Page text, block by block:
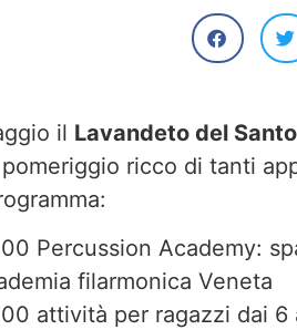
il Lavandeto del Santo
ricco di tanti
Percussion Academy:
filarmonica Veneta
attività per ragazzi dai